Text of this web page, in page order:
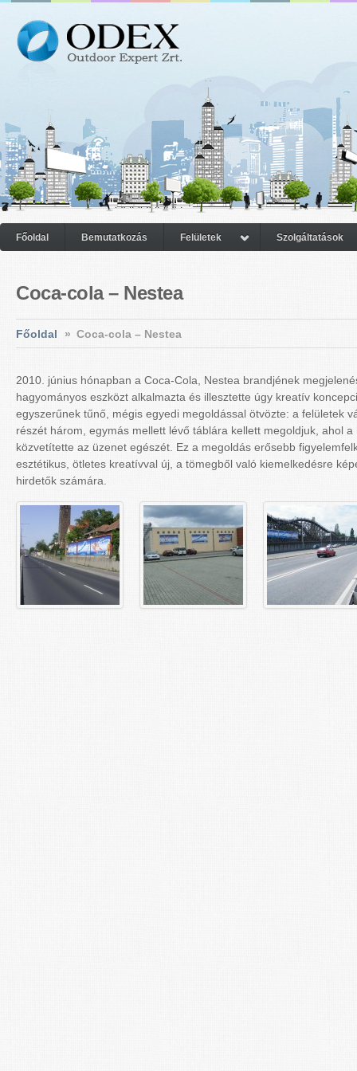
Főoldal Bemutatkozás Felületek Szolgáltatások
Coca-cola – Nestea
Főoldal » Coca-cola – Nestea
2010. június hónapban a Coca-Cola, Nestea brandjének
hagyományos eszközt alkalmazta és illesztette úgy kreatív
egyszerűnek tűnő, mégis egyedi megoldással ötvözte: a felületek
részét három, egymás mellett lévő táblára kellett megoldjuk, ahol
közvetítette az üzenet egészét. Ez a megoldás erősebb
esztétikus, ötletes kreatívval új, a tömegből való kiemelkedésre
hirdetők számára.